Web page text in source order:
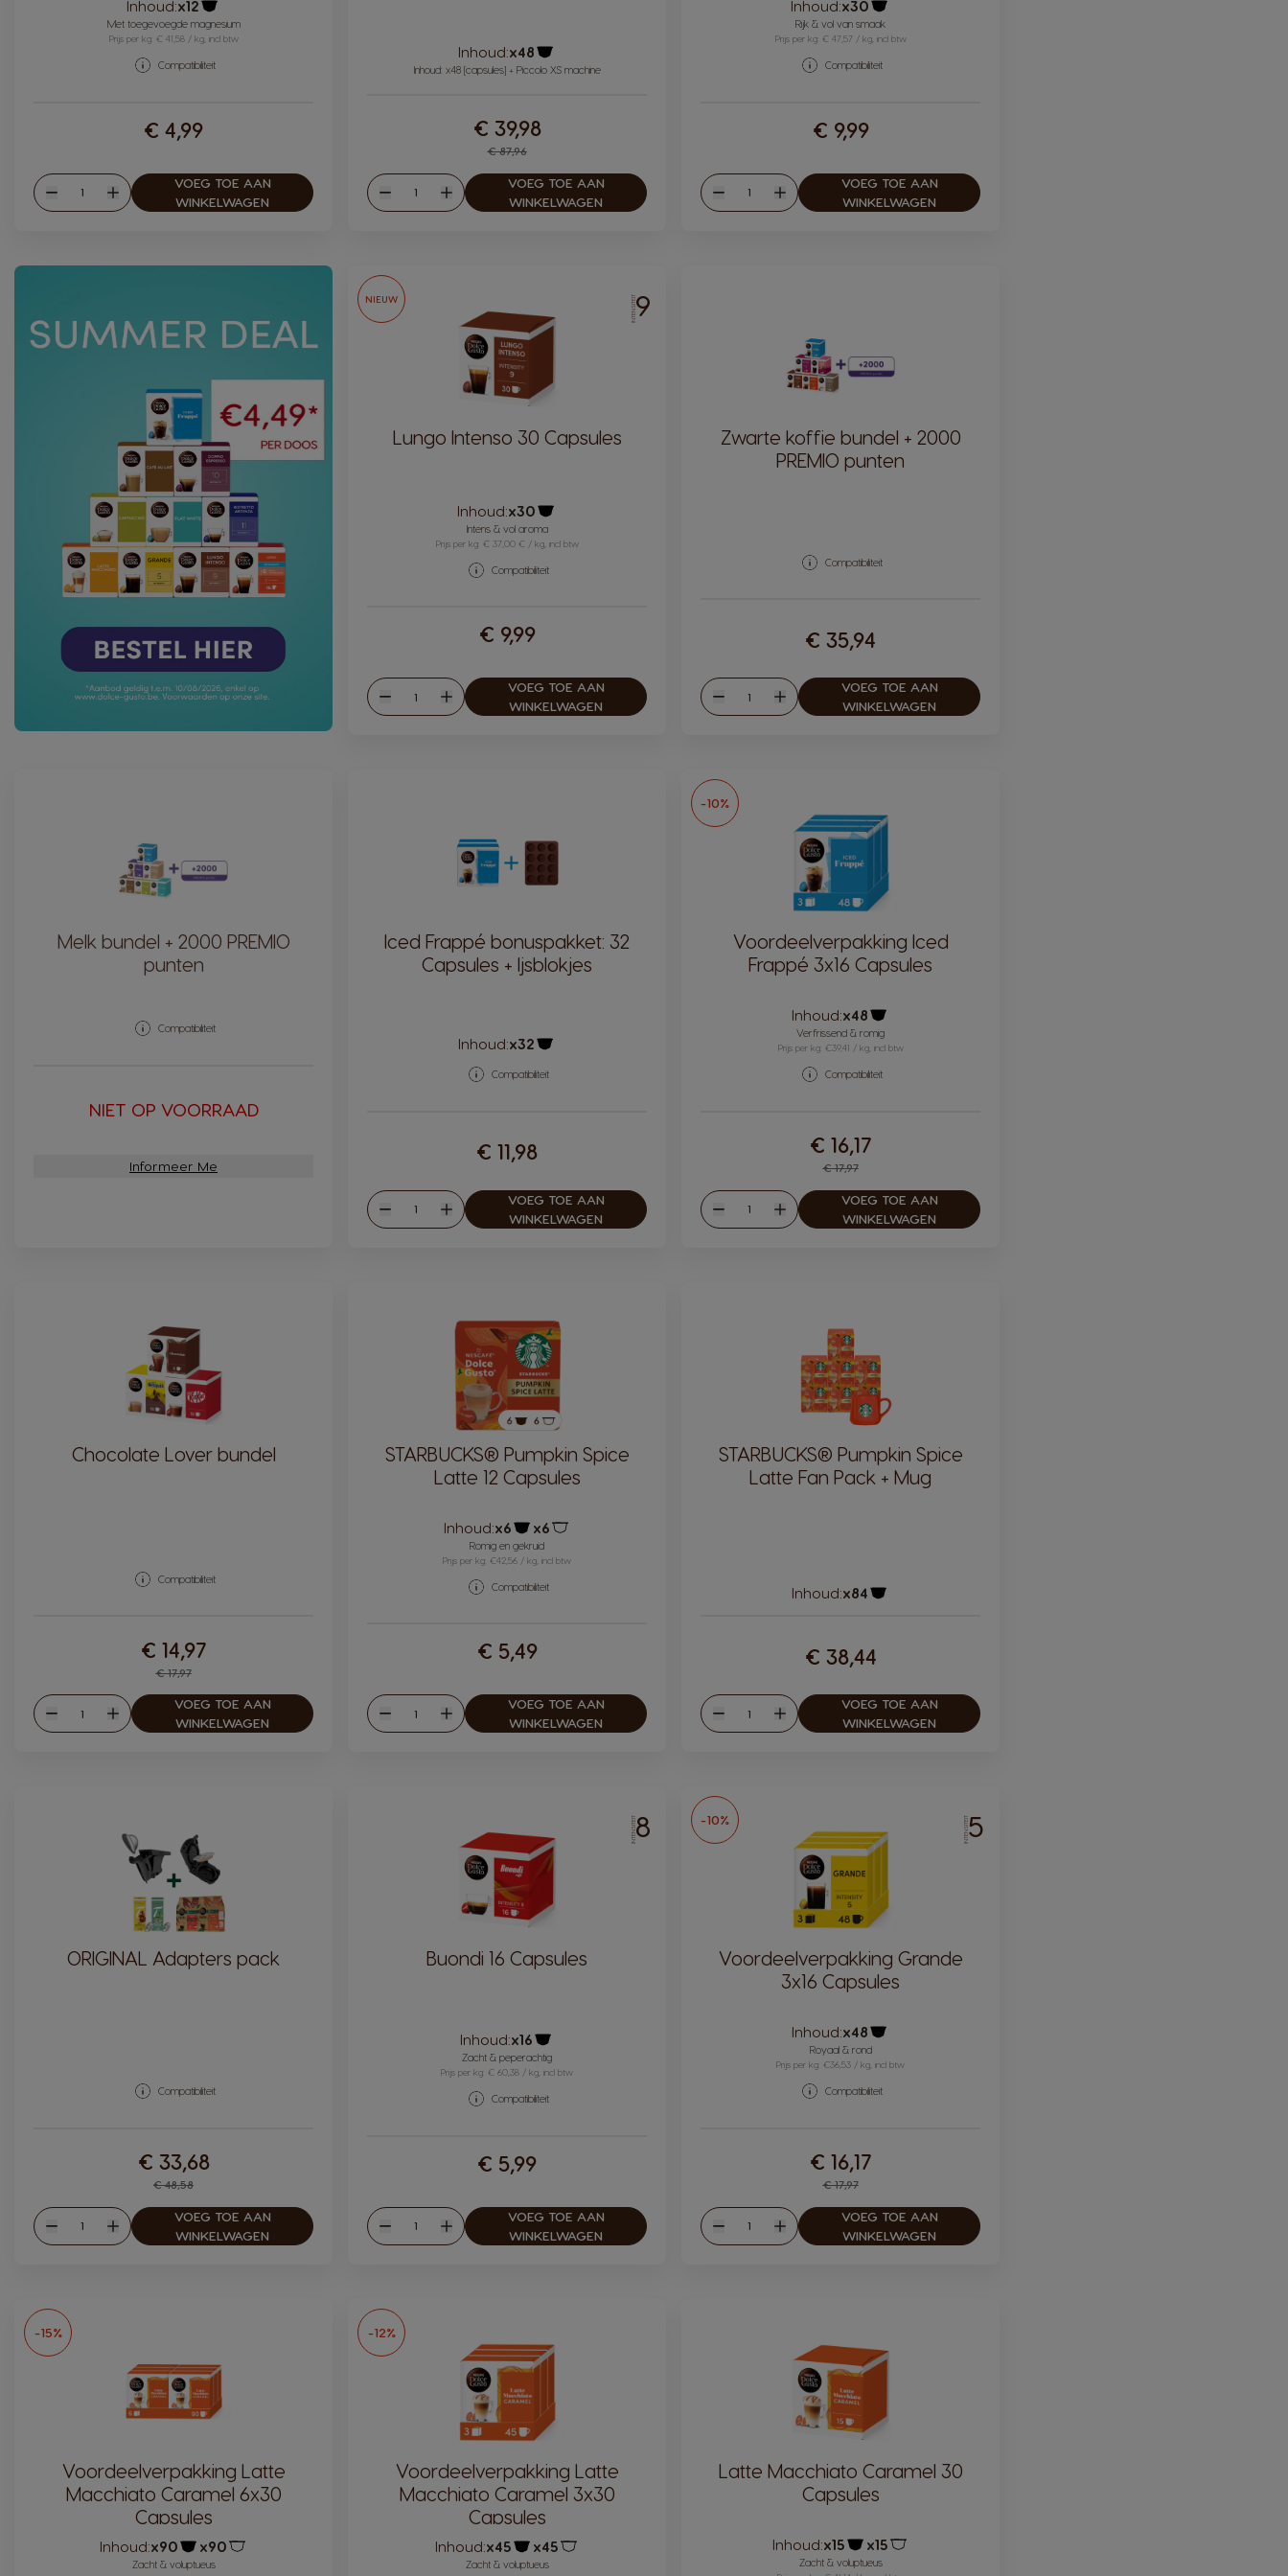
Inhoud:x12
Pictogram capsule
Met toegevoegde magnesium
Prijs per kg: € 41,58 / kg, incl btw
Compatibiliteit
€ 4,99
Verlagen
Hoeveelheid
Verhogen
VOEG TOE AAN
WINKELWAGEN
Inhoud:x48
Pictogram capsule
Inhoud: x48 [capsules] + Piccolo XS machine
Regular Price
€ 87,96
€ 39,98
Verlagen
Hoeveelheid
Verhogen
VOEG TOE AAN
WINKELWAGEN
Inhoud:x30
Pictogram capsule
Rijk & vol van smaak
Prijs per kg: € 47,57 / kg, incl btw
Compatibiliteit
€ 9,99
Verlagen
Hoeveelheid
Verhogen
VOEG TOE AAN
WINKELWAGEN
NIEUW INTENSITEIT9
Lungo Intenso 30 Capsules
Inhoud:x30
Pictogram capsule
Intens & vol aroma
Prijs per kg: € 37,00 € / kg, incl btw
Compatibiliteit
€ 9,99
Verlagen
Hoeveelheid
Verhogen
VOEG TOE AAN
WINKELWAGEN
Zwarte koffie bundel + 2000
PREMIO punten
Compatibiliteit
€ 35,94
Verlagen
Hoeveelheid
Verhogen
VOEG TOE AAN
WINKELWAGEN
Melk bundel + 2000 PREMIO
punten
Compatibiliteit
NIET OP VOORRAAD
Informeer Me
Iced Frappé bonuspakket: 32
Capsules + Ijsblokjes
Inhoud:x32
Compatibiliteit
€ 11,98
Verlagen
Hoeveelheid
Verhogen
VOEG TOE AAN
WINKELWAGEN
-10%
Voordeelverpakking Iced
Frappé 3x16 Capsules
Inhoud:x48
Pictogram capsule
Verfrissend & romig
Prijs per kg: €39,41 / kg, incl btw
Compatibiliteit
Regular Price
€ 17,97
€ 16,17
Verlagen
Hoeveelheid
Verhogen
VOEG TOE AAN
WINKELWAGEN
Chocolate Lover bundel
Compatibiliteit
Regular Price
€ 17,97
€ 14,97
Verlagen
Hoeveelheid
Verhogen
VOEG TOE AAN
WINKELWAGEN
STARBUCKS® Pumpkin Spice
Latte 12 Capsules
Inhoud:x6
Pictogram capsule
x6
Romig en gekruid
Prijs per kg: €42,56 / kg, incl btw
Compatibiliteit
€ 5,49
Verlagen
Hoeveelheid
Verhogen
VOEG TOE AAN
WINKELWAGEN
STARBUCKS® Pumpkin Spice
Latte Fan Pack + Mug
Inhoud:x84
€ 38,44
Verlagen
Hoeveelheid
Verhogen
VOEG TOE AAN
WINKELWAGEN
ORIGINAL Adapters pack
Compatibiliteit
Regular Price
€ 48,58
€ 33,68
Verlagen
Hoeveelheid
Verhogen
VOEG TOE AAN
WINKELWAGEN
INTENSITEIT8
Buondi 16 Capsules
Inhoud:x16
Pictogram capsule
Zacht & peperachtig
Prijs per kg: € 60,38 / kg, incl btw
Compatibiliteit
€ 5,99
Verlagen
Hoeveelheid
Verhogen
VOEG TOE AAN
WINKELWAGEN
-10% INTENSITEIT5
Voordeelverpakking Grande
3x16 Capsules
Inhoud:x48
Pictogram capsule
Royaal & rond
Prijs per kg: €36,53 / kg, incl btw
Compatibiliteit
Regular Price
€ 17,97
€ 16,17
Verlagen
Hoeveelheid
Verhogen
VOEG TOE AAN
WINKELWAGEN
-15%
Voordeelverpakking Latte
Macchiato Caramel 6x30
Capsules
Inhoud:x90
Pictogram capsule
x90
Zacht & voluptueus
-12%
Voordeelverpakking Latte
Macchiato Caramel 3x30
Capsules
Inhoud:x45
Pictogram capsule
x45
Zacht & voluptueus
Latte Macchiato Caramel 30
Capsules
Inhoud:x15
Pictogram capsule
x15
Zacht & voluptueus